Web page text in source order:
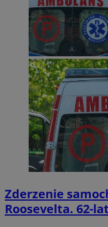
Zderzenie
Roosevelta. 62-